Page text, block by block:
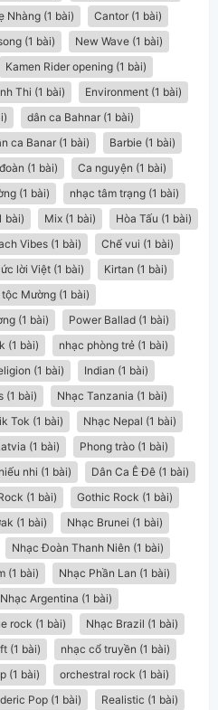
Nhàng (1 bài)
Cantor (1 bài)
(1 bài)
New Wave (1 bài)
Kamen Rider opening (1 bài)
Thi (1 bài)
Environment (1 bài)
dân ca Bahnar (1 bài)
ca Banar (1 bài)
Barbie (1 bài)
(1 bài)
Ca nguyện (1 bài)
(1 bài)
nhạc tâm trạng (1 bài)
bài) Mix (1 bài)
Hòa Tấu (1 bài)
Vibes (1 bài)
Chế vui (1 bài)
lời Việt (1 bài)
Kirtan (1 bài)
Mường (1 bài)
(1 bài)
Power Ballad (1 bài)
(1 bài)
nhạc phòng trẻ (1 bài)
(1 bài)
Indian (1 bài)
(1 bài)
Nhạc Tanzania (1 bài)
Tok (1 bài)
Nhạc Nepal (1 bài)
(1 bài)
Phong trào (1 bài)
nhi (1 bài)
Dân Ca Ê Đê (1 bài)
(1 bài)
Gothic Rock (1 bài)
(1 bài)
Nhạc Brunei (1 bài)
Nhạc Đoàn Thanh Niên (1 bài)
(1 bài)
Nhạc Phần Lan (1 bài)
Nhạc Argentina (1 bài)
rock (1 bài)
Nhạc Brazil (1 bài)
(1 bài)
nhạc cổ truyền (1 bài)
(1 bài)
orchestral rock (1 bài)
Pop (1 bài)
Realistic (1 bài)